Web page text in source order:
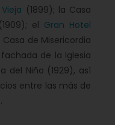
(1899); la Casa
el Gran Hotel
Casa de Misericordia
de la Iglesia
del Niño (1929), así
entre las más de